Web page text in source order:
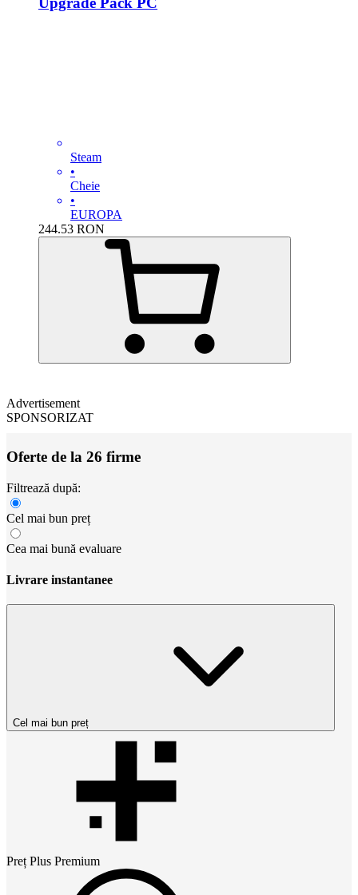
Steam
•
Cheie
•
EUROPA
244.53 RON
Advertisement
SPONSORIZAT
Oferte de la 26 firme
Filtrează după:
Cel mai bun preț
Cea mai bună evaluare
Livrare instantanee
Cel mai bun preț
Preț Plus Premium